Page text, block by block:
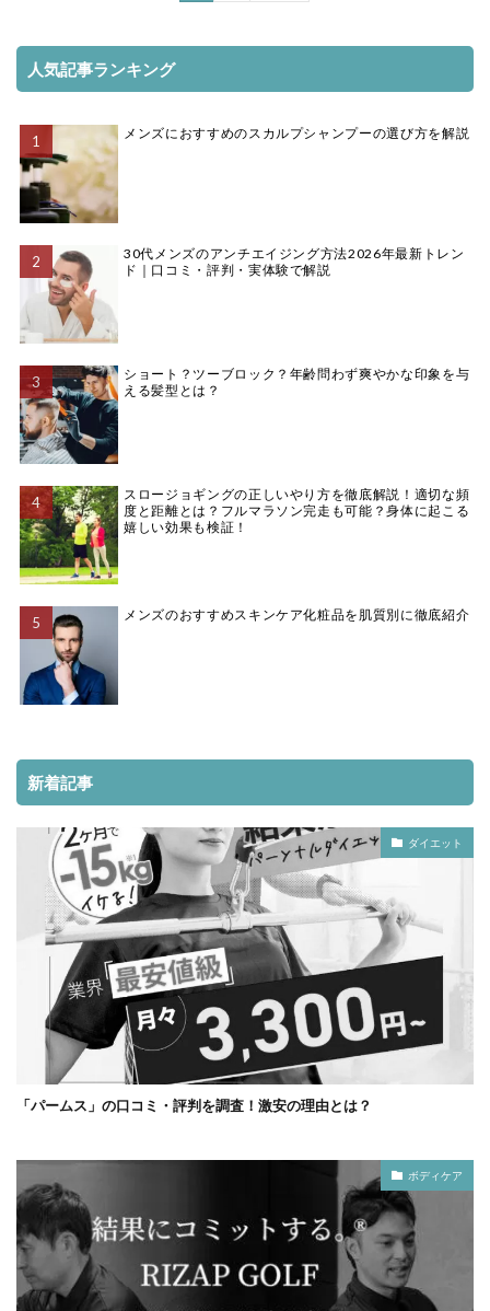
人気記事ランキング
メンズにおすすめのスカルプシャンプーの選び方を解説
30代メンズのアンチエイジング方法2026年最新トレン
ド｜口コミ・評判・実体験で解説
ショート？ツーブロック？年齢問わず爽やかな印象を与
える髪型とは？
スロージョギングの正しいやり方を徹底解説！適切な頻
度と距離とは？フルマラソン完走も可能？身体に起こる
嬉しい効果も検証！
メンズのおすすめスキンケア化粧品を肌質別に徹底紹介
新着記事
ダイエット
「パームス」の口コミ・評判を調査！激安の理由とは？
ボディケア